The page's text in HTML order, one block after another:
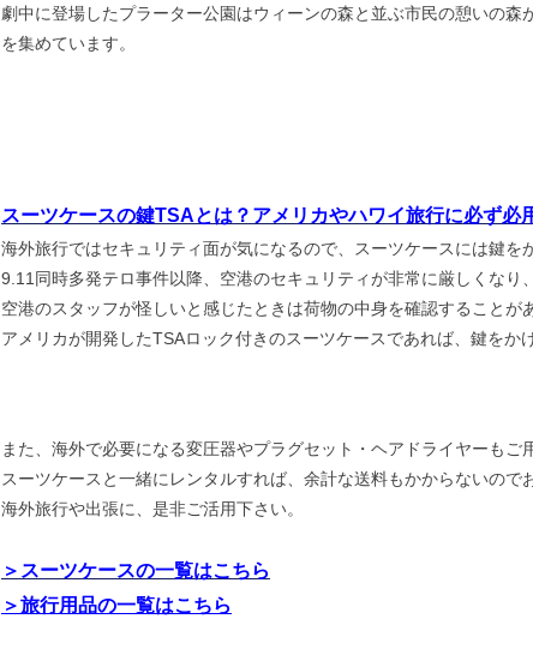
劇中に登場したプラーター公園はウィーンの森と並ぶ市民の憩いの
を集めています。
スーツケースの鍵TSAとは？アメリカやハワイ旅行に必ず必
海外旅行ではセキュリティ面が気になるので、スーツケースには鍵を
9.11同時多発テロ事件以降、空港のセキュリティが非常に厳しくなり
空港のスタッフが怪しいと感じたときは荷物の中身を確認することが
アメリカが開発したTSAロック付きのスーツケースであれば、鍵をか
また、海外で必要になる変圧器やプラグセット・ヘアドライヤーもご
スーツケースと一緒にレンタルすれば、余計な送料もかからないので
海外旅行や出張に、是非ご活用下さい。
＞スーツケースの一覧はこちら
＞旅行用品の一覧はこちら